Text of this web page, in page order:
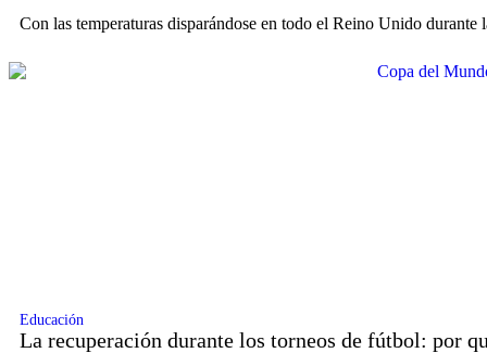
Con las temperaturas disparándose en todo el Reino Unido
Educación
La recuperación durante los torneos de fútbol: por